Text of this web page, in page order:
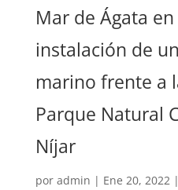
Mar de Ágata
instalación de
marino frente a
Parque Natural
Níjar
por admin | Ene 20, 2022|